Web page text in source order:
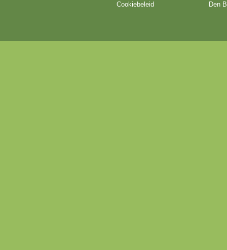
Cookiebeleid
Den